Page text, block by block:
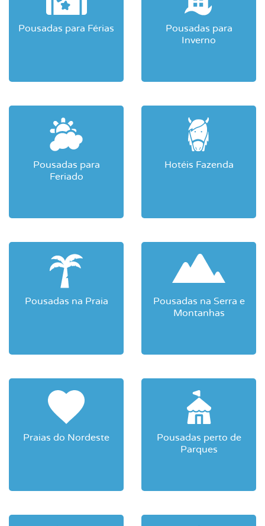
Pousadas para Férias
Pousadas para
Inverno
Pousadas para
Feriado
Hotéis Fazenda
Pousadas na Praia
Pousadas na Serra e
Montanhas
Praias do Nordeste
Pousadas perto de
Parques